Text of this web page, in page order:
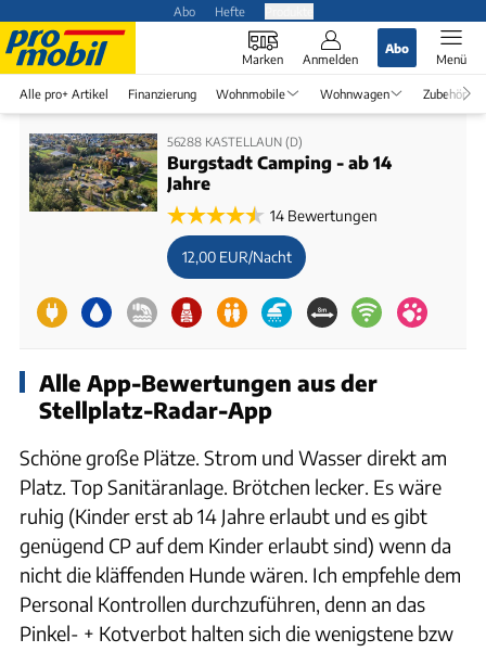
Abo Hefte
Marken Anmelden
Abo
Menü
Alle pro+ Artikel Finanzierung Wohnmobile Wohnwagen Zubehör
56288 KASTELLAUN (D)
Burgstadt Camping - ab 14
Jahre
14 Bewertungen
12,00 EUR/Nacht
Alle App-Bewertungen aus der
Stellplatz-Radar-App
Schöne große Plätze. Strom und Wasser direkt am
Platz. Top Sanitäranlage. Brötchen lecker. Es wäre
ruhig (Kinder erst ab 14 Jahre erlaubt und es gibt
genügend CP auf dem Kinder erlaubt sind) wenn da
nicht die kläffenden Hunde wären. Ich empfehle dem
Personal Kontrollen durchzuführen, denn an das
Pinkel- + Kotverbot halten sich die wenigstene bzw